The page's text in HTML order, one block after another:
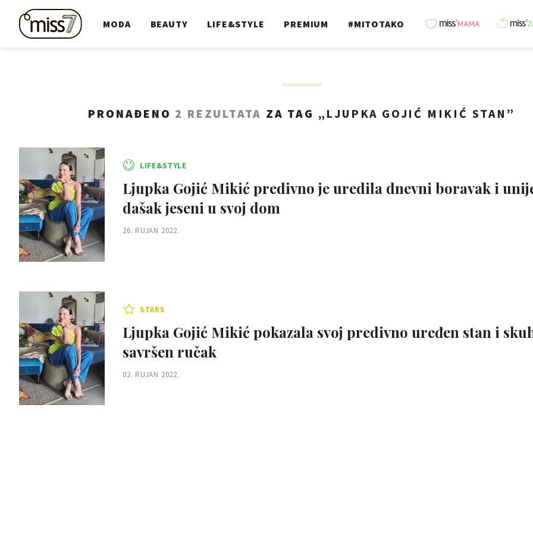
MODA BEAUTY LIFE&STYLE PREMIUM #MITOTAKO
PRONAĐENO 2 REZULTATA ZA TAG „ LJUPKA GOJIĆ MIKIĆ STAN ”
LIFE&STYLE
Ljupka Gojić Mikić predivno je uredila dnevni boravak i
dašak jeseni u svoj dom
26. RUJAN 2022.
STARS
Ljupka Gojić Mikić pokazala svoj predivno uređen stan i
savršen ručak
02. RUJAN 2022.